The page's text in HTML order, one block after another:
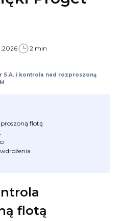
2 min
S.A. i kontrola nad rozproszoną
flotą
flotą